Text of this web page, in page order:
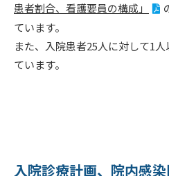
患者割合、看護要員の構成」
ています。
また、入院患者25人に対して1
ています。
入院診療計画、院内感